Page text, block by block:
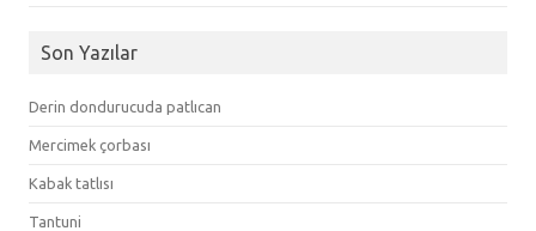
Son Yazılar
Derin dondurucuda patlıcan
Mercimek çorbası
Kabak tatlısı
Tantuni